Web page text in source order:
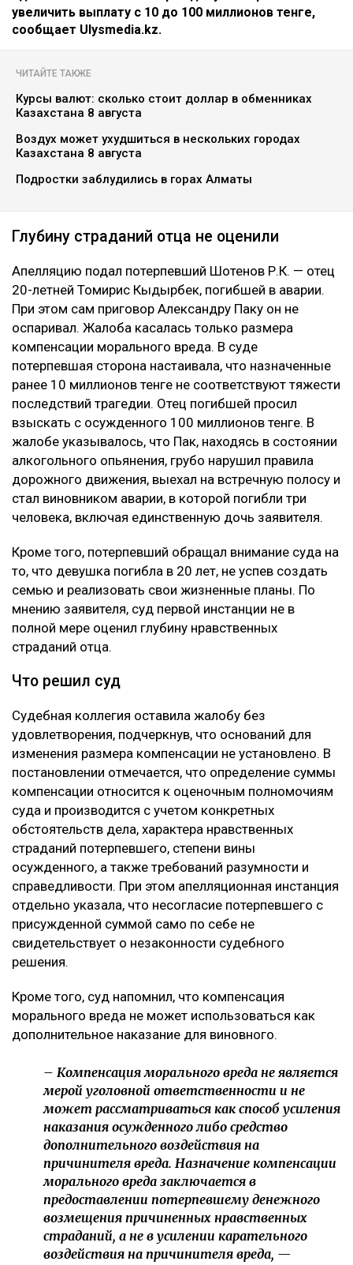
Апелляционный суд Алматы рассмотрел спор о
смертельном ДТП на проспекте аль-Фараби. Отец
одной из погибших в аварии девушек просил
увеличить выплату с 10 до 100 миллионов тенге,
ЧИТАЙТЕ ТАКЖЕ
Курсы валют: сколько стоит доллар в обменниках
Казахстана 8 августа
Воздух может ухудшиться в нескольких городах
Казахстана 8 августа
Подростки заблудились в горах Алматы
Глубину страданий отца не оценили
Апелляцию подал потерпевший Шотенов Р.К. — отец
20-летней Томирис Кыдырбек, погибшей в аварии.
При этом сам приговор Александру Паку он не
оспаривал. Жалоба касалась только размера
компенсации морального вреда. В суде
ранее 10 миллионов тенге не соответствуют тяжести
последствий трагедии. Отец погибшей просил
взыскать с осужденного 100 миллионов тенге. В
жалобе указывалось, что Пак, находясь в состоянии
алкогольного опьянения, грубо нарушил правила
дорожного движения, выехал на встречную полосу и
человека, включая единственную дочь заявителя.
Кроме того, потерпевший обращал внимание суда на
то, что девушка погибла в 20 лет, не успев создать
семью и реализовать свои жизненные планы. По
мнению заявителя, суд первой инстанции не в
полной мере оценил глубину нравственных
страданий отца.
Что решил суд
Судебная коллегия оставила жалобу без
удовлетворения, подчеркнув, что оснований для
изменения размера компенсации не установлено. В
постановлении отмечается, что определение суммы
компенсации относится к оценочным полномочиям
обстоятельств дела, характера нравственных
страданий потерпевшего, степени вины
осужденного, а также требований разумности и
отдельно указала, что несогласие потерпевшего с
присужденной суммой само по себе не
свидетельствует о незаконности судебного
решения.
Кроме того, суд напомнил, что компенсация
морального вреда не может использоваться как
дополнительное наказание для виновного.
– Компенсация морального вреда не является
мерой уголовной ответственности и не